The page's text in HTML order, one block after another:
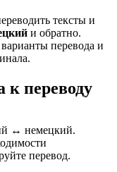
тексты и
и обратно.
перевода и
к переводу
↔ немецкий.
перевод.